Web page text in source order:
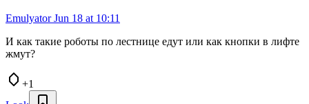
EmulyatorJun 18 at 10:11
И как такие роботы по лестнице едут или как кнопки в лифте
жмут?
+1